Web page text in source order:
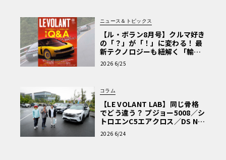
ニュース＆トピックス
【ル・ボラン8月号】クルマ好き
の「？」が「！」に変わる！ 最
新テクノロジーも紐解く「輸入
車Q&A」
2026 6/25
コラム
【LE VOLANT LAB】同じ骨格
でどう違う？ プジョー5008／シ
トロエンC5エアクロス／DS Nº4
読者一気乗りレポート
2026 6/24